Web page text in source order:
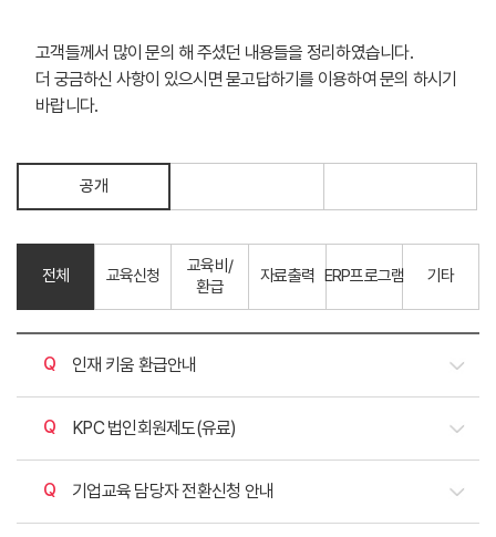
고객들께서 많이 문의 해 주셨던 내용들을 정리하였습니다.
더 궁금하신 사항이 있으시면 묻고답하기를 이용하여 문의 하시기
바랍니다.
공개
전체 교육신청
교육비/
환급
자료출력 ERP프로그램 기타
질문
인재 키움 환급안내
질문
KPC 법인회원제도(유료)
질문
기업교육 담당자 전환신청 안내